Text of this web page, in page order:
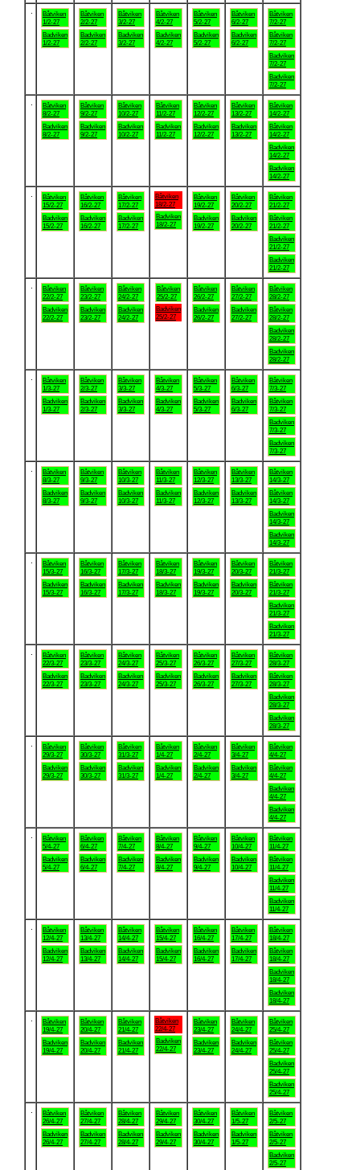
Båtviken
1/2-27
Badviken
1/2-27
Båtviken
2/2-27
Badviken
2/2-27
Båtviken
3/2-27
Badviken
3/2-27
Båtviken
4/2-27
Badviken
4/2-27
Båtviken
5/2-27
Badviken
5/2-27
Båtviken
6/2-27
Badviken
6/2-27
Båtviken
7/2-27
Båtviken
7/2-27
Badviken
7/2-27
Badviken
7/2-27
Båtviken
8/2-27
Badviken
8/2-27
Båtviken
9/2-27
Badviken
9/2-27
Båtviken
10/2-27
Badviken
10/2-27
Båtviken
11/2-27
Badviken
11/2-27
Båtviken
12/2-27
Badviken
12/2-27
Båtviken
13/2-27
Badviken
13/2-27
Båtviken
14/2-27
Båtviken
14/2-27
Badviken
14/2-27
Badviken
14/2-27
Båtviken
15/2-27
Badviken
15/2-27
Båtviken
16/2-27
Badviken
16/2-27
Båtviken
17/2-27
Badviken
17/2-27
Båtviken
18/2-27
Badviken
18/2-27
Båtviken
19/2-27
Badviken
19/2-27
Båtviken
20/2-27
Badviken
20/2-27
Båtviken
21/2-27
Båtviken
21/2-27
Badviken
21/2-27
Badviken
21/2-27
Båtviken
22/2-27
Badviken
22/2-27
Båtviken
23/2-27
Badviken
23/2-27
Båtviken
24/2-27
Badviken
24/2-27
Båtviken
25/2-27
Badviken
25/2-27
Båtviken
26/2-27
Badviken
26/2-27
Båtviken
27/2-27
Badviken
27/2-27
Båtviken
28/2-27
Båtviken
28/2-27
Badviken
28/2-27
Badviken
28/2-27
Båtviken
1/3-27
Badviken
1/3-27
Båtviken
2/3-27
Badviken
2/3-27
Båtviken
3/3-27
Badviken
3/3-27
Båtviken
4/3-27
Badviken
4/3-27
Båtviken
5/3-27
Badviken
5/3-27
Båtviken
6/3-27
Badviken
6/3-27
Båtviken
7/3-27
Båtviken
7/3-27
Badviken
7/3-27
Badviken
7/3-27
Båtviken
8/3-27
Badviken
8/3-27
Båtviken
9/3-27
Badviken
9/3-27
Båtviken
10/3-27
Badviken
10/3-27
Båtviken
11/3-27
Badviken
11/3-27
Båtviken
12/3-27
Badviken
12/3-27
Båtviken
13/3-27
Badviken
13/3-27
Båtviken
14/3-27
Båtviken
14/3-27
Badviken
14/3-27
Badviken
14/3-27
Båtviken
15/3-27
Badviken
15/3-27
Båtviken
16/3-27
Badviken
16/3-27
Båtviken
17/3-27
Badviken
17/3-27
Båtviken
18/3-27
Badviken
18/3-27
Båtviken
19/3-27
Badviken
19/3-27
Båtviken
20/3-27
Badviken
20/3-27
Båtviken
21/3-27
Båtviken
21/3-27
Badviken
21/3-27
Badviken
21/3-27
Båtviken
22/3-27
Badviken
22/3-27
Båtviken
23/3-27
Badviken
23/3-27
Båtviken
24/3-27
Badviken
24/3-27
Båtviken
25/3-27
Badviken
25/3-27
Båtviken
26/3-27
Badviken
26/3-27
Båtviken
27/3-27
Badviken
27/3-27
Båtviken
28/3-27
Båtviken
28/3-27
Badviken
28/3-27
Badviken
28/3-27
Båtviken
29/3-27
Badviken
29/3-27
Båtviken
30/3-27
Badviken
30/3-27
Båtviken
31/3-27
Badviken
31/3-27
Båtviken
1/4-27
Badviken
1/4-27
Båtviken
2/4-27
Badviken
2/4-27
Båtviken
3/4-27
Badviken
3/4-27
Båtviken
4/4-27
Båtviken
4/4-27
Badviken
4/4-27
Badviken
4/4-27
Båtviken
5/4-27
Badviken
5/4-27
Båtviken
6/4-27
Badviken
6/4-27
Båtviken
7/4-27
Badviken
7/4-27
Båtviken
8/4-27
Badviken
8/4-27
Båtviken
9/4-27
Badviken
9/4-27
Båtviken
10/4-27
Badviken
10/4-27
Båtviken
11/4-27
Båtviken
11/4-27
Badviken
11/4-27
Badviken
11/4-27
Båtviken
12/4-27
Badviken
12/4-27
Båtviken
13/4-27
Badviken
13/4-27
Båtviken
14/4-27
Badviken
14/4-27
Båtviken
15/4-27
Badviken
15/4-27
Båtviken
16/4-27
Badviken
16/4-27
Båtviken
17/4-27
Badviken
17/4-27
Båtviken
18/4-27
Båtviken
18/4-27
Badviken
18/4-27
Badviken
18/4-27
Båtviken
19/4-27
Badviken
19/4-27
Båtviken
20/4-27
Badviken
20/4-27
Båtviken
21/4-27
Badviken
21/4-27
Båtviken
22/4-27
Badviken
22/4-27
Båtviken
23/4-27
Badviken
23/4-27
Båtviken
24/4-27
Badviken
24/4-27
Båtviken
25/4-27
Båtviken
25/4-27
Badviken
25/4-27
Badviken
25/4-27
Båtviken
26/4-27
Badviken
26/4-27
Båtviken
27/4-27
Badviken
27/4-27
Båtviken
28/4-27
Badviken
28/4-27
Båtviken
29/4-27
Badviken
29/4-27
Båtviken
30/4-27
Badviken
30/4-27
Båtviken
1/5-27
Badviken
1/5-27
Båtviken
2/5-27
Båtviken
2/5-27
Badviken
2/5-27